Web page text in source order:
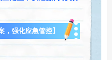
，强化应急管控】